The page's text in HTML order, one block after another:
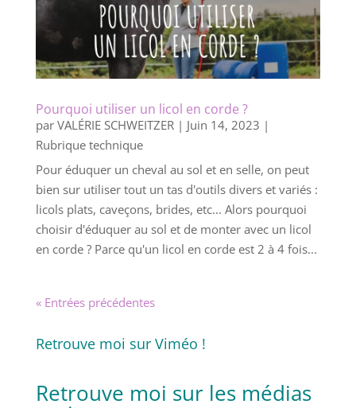
Pourquoi utiliser un licol en corde ?
par VALÉRIE SCHWEITZER| Juin 14, 2023 |
Rubrique technique
Pour éduquer un cheval au sol et en selle, on peut
bien sur utiliser tout un tas d'outils divers et variés :
licols plats, caveçons, brides, etc... Alors pourquoi
choisir d'éduquer au sol et de monter avec un licol
en corde ? Parce qu'un licol en corde est 2 à 4 fois...
« Entrées précédentes
Retrouve moi sur Viméo !
Retrouve moi sur les médias